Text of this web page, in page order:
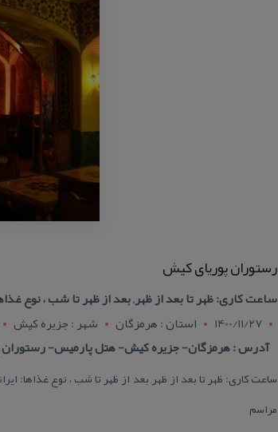
رستوران پوریای كیش
ساعت كاری: ظهر تا بعد از ظهر, بعد از ظهر تا شب ، نوع غذاها: ایرانی ، تعداد
1400/11/27
استان : هرمزگان شهر : جزيره کيش
آدرس : هرمزگان- جزیره كیش- هتل پارمیس- رستوران
مراسم